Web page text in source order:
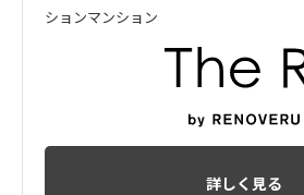
ションマンション
詳しく見る